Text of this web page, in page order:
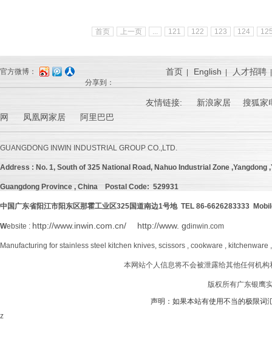
首页 上一页 ... 121 122 123 124
官方微博：
分享到：
首页 English 人才招聘
友情链接: 新浪家居 搜狐家
网 凤凰网家居 阿里巴巴
GUANGDONG INWIN INDUSTRIAL GROUP CO.,LTD.
Address : No. 1, South of 325 National Road, Nahuo Industrial Zone ,Yangdong
Guangdong Province , China Postal Code: 529931
中国广东省阳江市阳东区那霍工业区325国道南边1号地 TEL 86-6626283333
Website : http://www.inwin.com.cn/ http://www. gdinwin.com
Manufacturing for stainless steel kitchen knives, scissors , cookware ,
本网站个人信息将不会被泄露给其他任何机
版权所有广东银鹰
声明：如果本站有使用不当的极限词
z